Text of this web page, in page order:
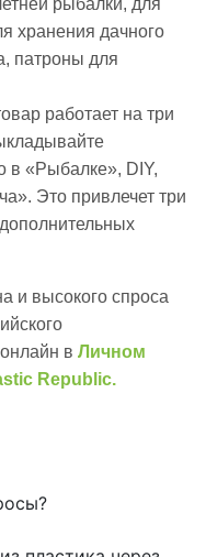
рыбалки, для
хранения дачного
патроны для
работает на три
в «Рыбалке», DIY,
Это привлечет три
и высокого спроса
в Личном
Republic.